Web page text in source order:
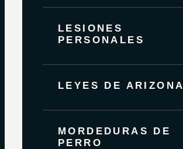
LESIONES
PERSONALES
LEYES DE ARIZONA
MORDEDURAS DE
PERRO